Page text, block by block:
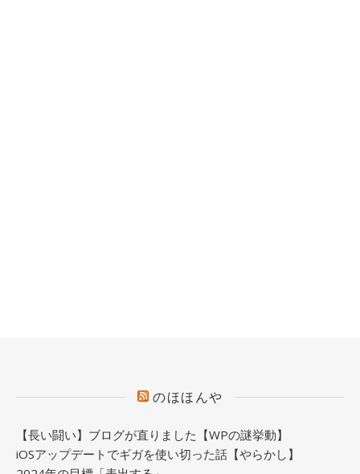
のほほんや
【長い闘い】ブログが直りました【WPの謎挙動】
iOSアップデートでギガを使い切った話【やらかし】